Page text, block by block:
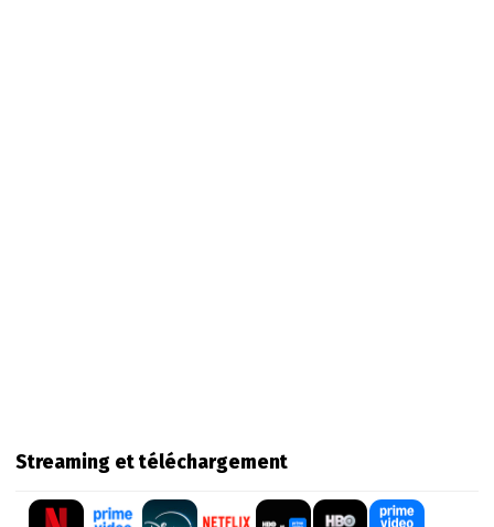
Streaming et téléchargement